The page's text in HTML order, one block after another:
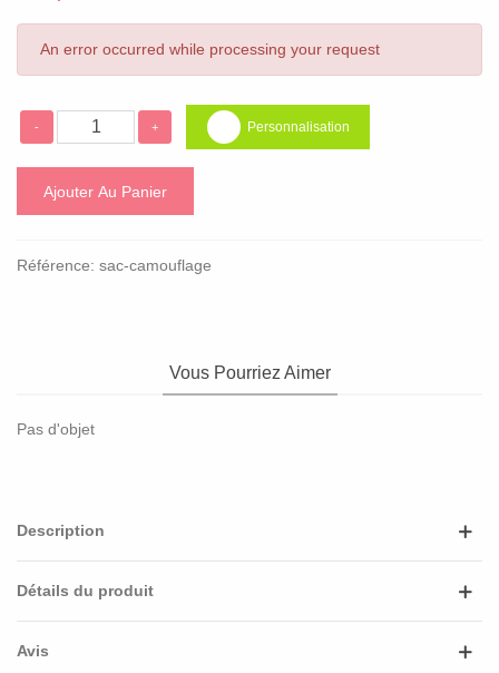
An error occurred while processing your request
- + Personnalisation
Ajouter Au Panier
Référence: sac-camouflage
Vous Pourriez Aimer
Pas d'objet
Description
Détails du produit
Avis